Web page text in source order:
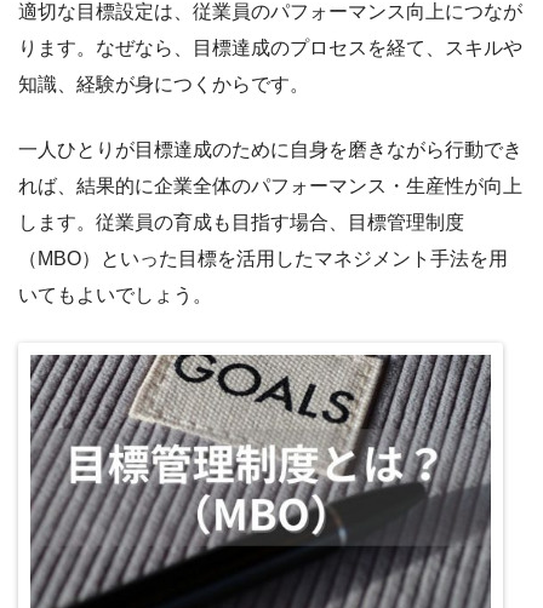
適切な目標設定は、従業員のパフォーマンス向上につなが
ります。なぜなら、目標達成のプロセスを経て、スキルや
知識、経験が身につくからです。
一人ひとりが目標達成のために自身を磨きながら行動でき
れば、結果的に企業全体のパフォーマンス・生産性が向上
します。従業員の育成も目指す場合、目標管理制度
（MBO）といった目標を活用したマネジメント手法を用
いてもよいでしょう。